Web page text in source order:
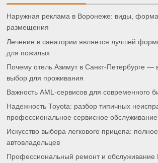
Наружная реклама в Воронеже: виды,
размещения
Лечение в санатории является лучшей
для пожилых
Почему отель Азимут в Санкт-Петербурге —
выбор для проживания
Важность AML-сервисов для современного
Надежность Toyota: разбор типичных
профессиональное сервисное обслуживание
Искусство выбора легкового прицепа:
автовладельцев
Профессиональный ремонт и обслуживание